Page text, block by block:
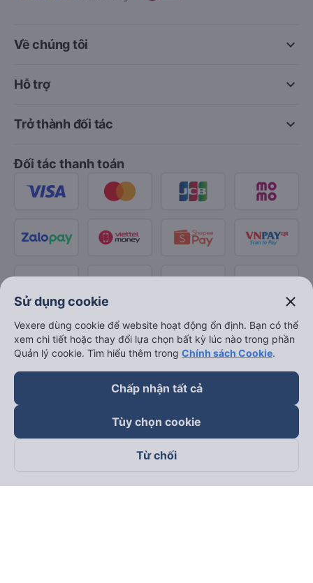
keyboard_arrow_down
Về chúng tôi
keyboard_arrow_down
Hỗ trợ
keyboard_arrow_down
Trở thành đối tác
Đối tác thanh toán
Theo dõi chúng tôi trên
Sử dụng cookie close
Vexere dùng cookie để website hoạt động ổn định. Bạn có thể
xem chi tiết hoặc thay đổi lựa chọn bất kỳ lúc nào trong phần
Quản lý cookie. Tìm hiểu thêm trong Chính sách Cookie.
Chấp nhận tất cả
Tùy chọn cookie
Từ chối